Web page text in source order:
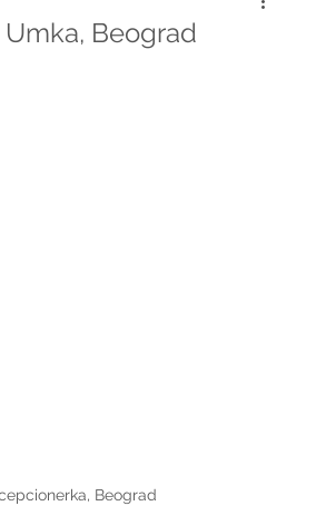
Beograd
Beograd